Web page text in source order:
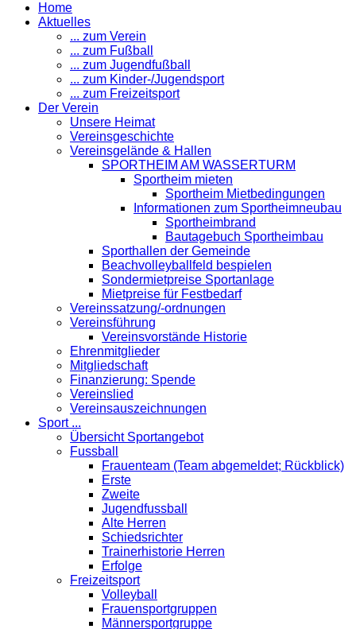
Home
Aktuelles
... zum Verein
... zum Fußball
... zum Jugendfußball
... zum Kinder-/Jugendsport
... zum Freizeitsport
Der Verein
Unsere Heimat
Vereinsgeschichte
Vereinsgelände & Hallen
SPORTHEIM AM WASSERTURM
Sportheim mieten
Sportheim Mietbedingungen
Informationen zum Sportheimneubau
Sportheimbrand
Bautagebuch Sportheimbau
Sporthallen der Gemeinde
Beachvolleyballfeld bespielen
Sondermietpreise Sportanlage
Mietpreise für Festbedarf
Vereinssatzung/-ordnungen
Vereinsführung
Vereinsvorstände Historie
Ehrenmitglieder
Mitgliedschaft
Finanzierung: Spende
Vereinslied
Vereinsauszeichnungen
Sport ...
Übersicht Sportangebot
Fussball
Frauenteam (Team abgemeldet; Rückblick)
Erste
Zweite
Jugendfussball
Alte Herren
Schiedsrichter
Trainerhistorie Herren
Erfolge
Freizeitsport
Volleyball
Frauensportgruppen
Männersportgruppe